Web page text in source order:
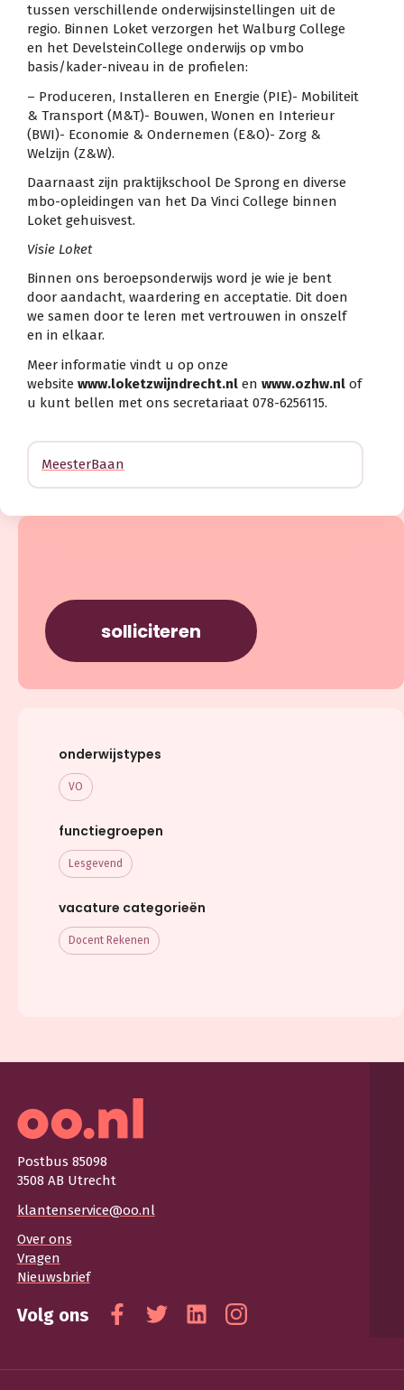
tussen verschillende onderwijsinstellingen uit de
regio. Binnen Loket verzorgen het Walburg College
en het DevelsteinCollege onderwijs op vmbo
basis/kader-niveau in de profielen:
– Produceren, Installeren en Energie (PIE)- Mobiliteit
& Transport (M&T)- Bouwen, Wonen en Interieur
(BWI)- Economie & Ondernemen (E&O)- Zorg &
Welzijn (Z&W).
Daarnaast zijn praktijkschool De Sprong en diverse
mbo-opleidingen van het Da Vinci College binnen
Loket gehuisvest.
Visie Loket
Binnen ons beroepsonderwijs word je wie je bent
door aandacht, waardering en acceptatie. Dit doen
we samen door te leren met vertrouwen in onszelf
en in elkaar.
Meer informatie vindt u op onze
website www.loketzwijndrecht.nl en www.ozhw.nl of
u kunt bellen met ons secretariaat 078-6256115.
MeesterBaan
solliciteren
onderwijstypes
VO
functiegroepen
Lesgevend
vacature categorieën
Docent Rekenen
Postbus 85098
3508 AB Utrecht
klantenservice@oo.nl
Over ons
Vragen
Nieuwsbrief
Volg ons
Facebook
TwitterLinkedinInstagram